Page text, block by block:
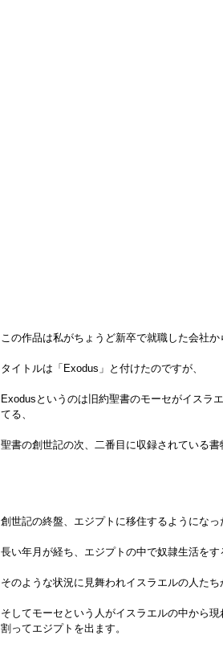
この作品は私がちょうど新卒で就職した会社
タイトルは「Exodus」と付けたのですが、
Exodusというのは旧約聖書のモーセがイスラ
てる、
聖書の創世記の次、二番目に収録されている書
創世記の終盤、エジプトに移住するようになっ
長い年月が経ち、エジプトの中で奴隷生活をす
そのような状況に見舞われイスラエルの人た
そしてモーセという人がイスラエルの中から
割ってエジプトを出ます。